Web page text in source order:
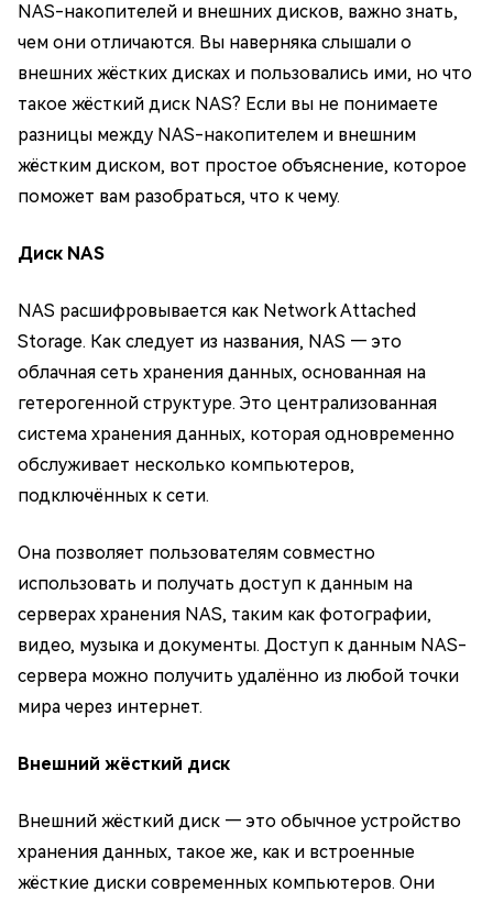
NAS-накопителей и внешних дисков, важно знать,
чем они отличаются. Вы наверняка слышали о
внешних жёстких дисках и пользовались ими, но что
такое жёсткий диск NAS? Если вы не понимаете
разницы между NAS-накопителем и внешним
жёстким диском, вот простое объяснение, которое
поможет вам разобраться, что к чему.
Диск NAS
NAS расшифровывается как Network Attached
Storage. Как следует из названия, NAS — это
облачная сеть хранения данных, основанная на
гетерогенной структуре. Это централизованная
система хранения данных, которая одновременно
обслуживает несколько компьютеров,
подключённых к сети.
Она позволяет пользователям совместно
использовать и получать доступ к данным на
серверах хранения NAS, таким как фотографии,
видео, музыка и документы. Доступ к данным NAS-
сервера можно получить удалённо из любой точки
мира через интернет.
Внешний жёсткий диск
Внешний жёсткий диск — это обычное устройство
хранения данных, такое же, как и встроенные
жёсткие диски современных компьютеров. Они